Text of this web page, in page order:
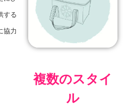
する
協力
複数のスタイ
ル